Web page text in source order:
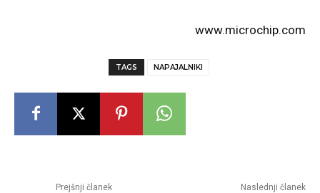
www.microchip.com
TAGS NAPAJALNIKI
Prejšnji članek Naslednji članek